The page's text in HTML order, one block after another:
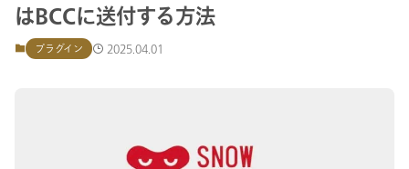
はBCCに送付する方法
プラグイン 2025.04.01